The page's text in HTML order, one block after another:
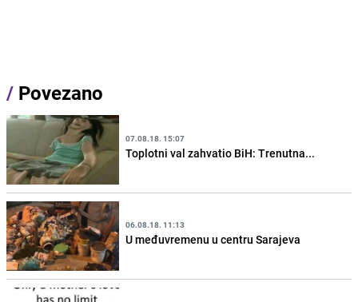
/ Povezano
07.08.18. 15:07
Toplotni val zahvatio BiH: Trenutna...
06.08.18. 11:13
U međuvremenu u centru Sarajeva